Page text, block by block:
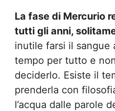
La fase di Mercurio
tutti gli anni,
inutile farsi il sangue
tempo per tutto e
deciderlo. Esiste il
prenderla con
l’acqua dalle parole